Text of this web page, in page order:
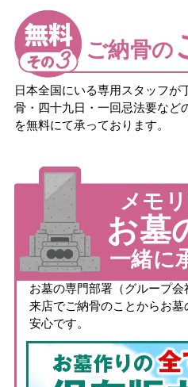
ご納骨の
日本全国にいる専用スタッフが
骨・四十九日・一回忌法要など
を無料にて承っております。
メモ
お墓
一緒に
お墓の専門部署（グループ
来店でご納骨のことからお
安心です。